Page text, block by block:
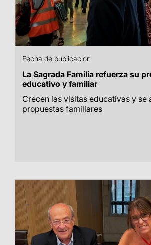
Fecha de publicación
La Sagrada Familia refuerza su
educativo y familiar
Crecen las visitas educativas y se
propuestas familiares